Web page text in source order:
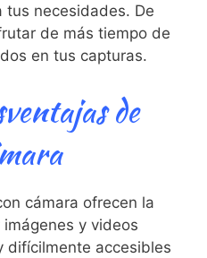
tus necesidades. De
de más tiempo de
en tus capturas.
de
⁢cámara ofrecen la⁣
y videos
difícilmente accesibles⁣